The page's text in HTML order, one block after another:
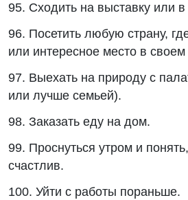
95. Сходить на выставку или в
96. Посетить любую страну,
или интересное место в своем
97. Выехать на природу с
или лучше семьей).
98. Заказать еду на дом.
99. Проснуться утром и
счастлив.
100. Уйти с работы пораньше.